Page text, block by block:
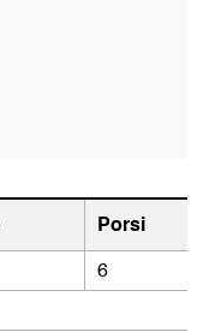
Porsi
6